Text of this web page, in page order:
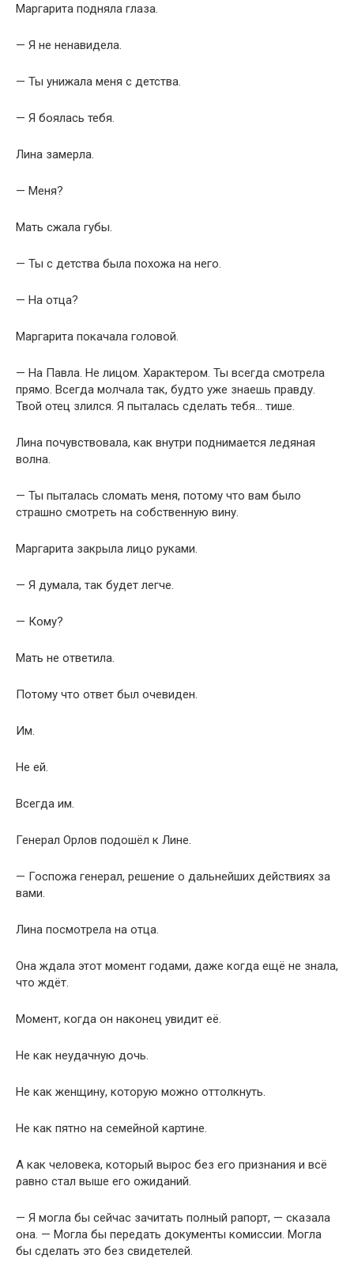
Маргарита подняла глаза.
— Я не ненавидела.
— Ты унижала меня с детства.
— Я боялась тебя.
Лина замерла.
— Меня?
Мать сжала губы.
— Ты с детства была похожа на него.
— На отца?
Маргарита покачала головой.
— На Павла. Не лицом. Характером. Ты всегда смотрела
прямо. Всегда молчала так, будто уже знаешь правду.
Твой отец злился. Я пыталась сделать тебя… тише.
Лина почувствовала, как внутри поднимается ледяная
волна.
— Ты пыталась сломать меня, потому что вам было
страшно смотреть на собственную вину.
Маргарита закрыла лицо руками.
— Я думала, так будет легче.
— Кому?
Мать не ответила.
Потому что ответ был очевиден.
Им.
Не ей.
Всегда им.
Генерал Орлов подошёл к Лине.
— Госпожа генерал, решение о дальнейших действиях за
вами.
Лина посмотрела на отца.
Она ждала этот момент годами, даже когда ещё не знала,
что ждёт.
Момент, когда он наконец увидит её.
Не как неудачную дочь.
Не как женщину, которую можно оттолкнуть.
Не как пятно на семейной картине.
А как человека, который вырос без его признания и всё
равно стал выше его ожиданий.
— Я могла бы сейчас зачитать полный рапорт, — сказала
она. — Могла бы передать документы комиссии. Могла
бы сделать это без свидетелей.